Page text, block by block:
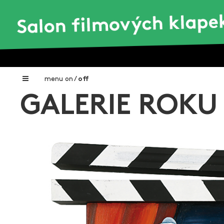
menu on / off
Home
Galerie filmových klapek
Autoři filmových klapek
O projektu
Aktuální výstavy
GALERIE